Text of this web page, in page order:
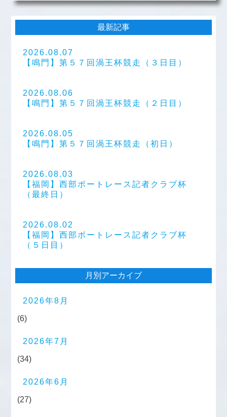
最新記事
2026.08.07
【鳴門】第５７回渦王杯競走（３日目）
2026.08.06
【鳴門】第５７回渦王杯競走（２日目）
2026.08.05
【鳴門】第５７回渦王杯競走（初日）
2026.08.03
【福岡】西部ボートレース記者クラブ杯
（最終日）
2026.08.02
【福岡】西部ボートレース記者クラブ杯
（５日目）
月別アーカイブ
2026年8月
(6)
2026年7月
(34)
2026年6月
(27)